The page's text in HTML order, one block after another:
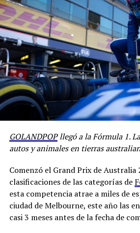
GOLANDPOPllegó a la Fórmula 1.
autos y animales en tierras
Comenzó el Grand Prix de Australia
clasificaciones de las categorías de
esta competencia atrae a miles de
ciudad de Melbourne, este año las
casi 3 meses antes de la fecha de